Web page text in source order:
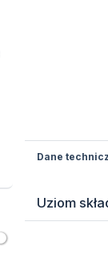
Dane
Uziom